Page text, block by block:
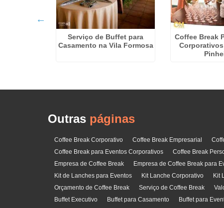
Serviço de Buffet para
Casamento na Vila Formosa
Coffee Break
Outras páginas
Coffee Break Corporativo Coffee Break Empresarial
Coffee Break para Eventos Corporativos
Coffee Break
Empresa de Coffee Break
Empresa de Coffee Break para
Kit de Lanches para Eventos
Kit Lanche Corporativo Kit
Orçamento de Coffee Break
Serviço de Coffee Break
Buffet Executivo
Buffet para Casamento Buffet para